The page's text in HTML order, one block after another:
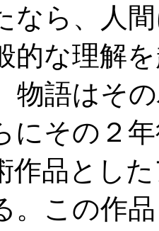
なら、人
的な理解
物語はそ
にその２
作品とし
。この作